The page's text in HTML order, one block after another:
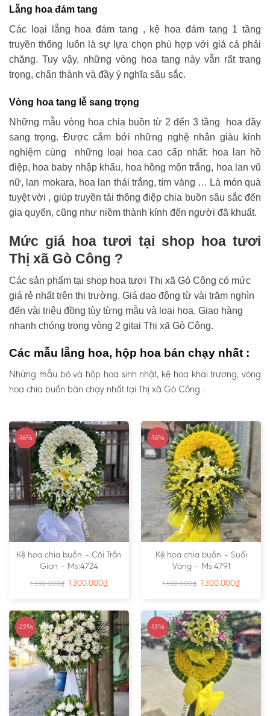
Lẵng hoa đám tang
Các loại lẵng hoa đám tang , kệ hoa đám tang 1 tầng
truyền thống luôn là sự lựa chọn phù hợp với giá cả phải
chăng. Tuy vậy, những vòng hoa tang này vẫn rất trang
trọng, chân thành và đầy ý nghĩa sâu sắc.
Vòng hoa tang lễ sang trọng
Những mẫu vòng hoa chia buồn từ 2 đến 3 tầng hoa đầy
sang trọng. Được cắm bởi những nghệ nhân giàu kinh
nghiệm cùng những loại hoa cao cấp nhất: hoa lan hồ
điệp, hoa baby nhập khẩu, hoa hồng môn trắng, hoa lan vũ
nữ, lan mokara, hoa lan thái trắng, tím vàng … Là món quà
tuyệt vời , giúp truyền tải thông điệp chia buồn sâu sắc đến
gia quyến, cũng như niềm thành kính đến người đã khuất.
Mức giá hoa tươi tại shop hoa tươi
Thị xã Gò Công ?
Các sản phẩm tại shop hoa tươi Thị xã Gò Công có mức
giá rẻ nhất trên thị trường. Giá dao động từ vài trăm nghìn
đến vài triệu đồng tùy từng mẫu và loại hoa. Giao hàng
nhanh chóng trong vòng 2 gitại Thị xã Gò Công.
Các mẫu lẵng hoa, hộp hoa bán chạy nhất :
Những mẫu bó và hộp hoa sinh nhật, kệ hoa khai trương, vòng
hoa chia buồn bán chạy nhất tại Thị xã Gò Công .
-16%
Kệ hoa chia buồn – Cõi Trần
Gian – Ms:4724
1.550.000₫ 1.300.000₫
-16%
Kệ hoa chia buồn – Suối
Vàng – Ms:4791
1.550.000₫ 1.300.000₫
-22% -13%